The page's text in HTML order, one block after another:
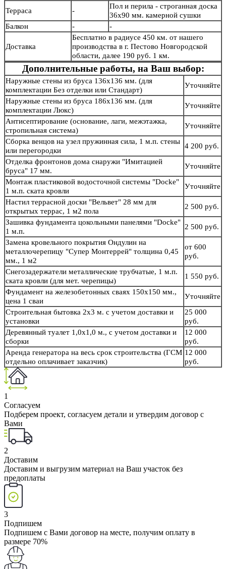
Терраса
-
Пол и перила - строганная доска
36х90 мм. камерной сушки
Балкон
- -
Доставка
Бесплатно в радиусе 450 км. от нашего
производства в г. Пестово Новгородской
области, далее 190 руб. 1 км.
Дополнительные работы, на Ваш выбор:
Наружные стены из бруса 136х136 мм. (для
комплектации Без отделки или Стандарт)
Уточняйте
Наружные стены из бруса 186х136 мм. (для
комплектации Люкс)
Уточняйте
Антисептирование (основание, лаги, межэтажка,
стропильная система)
Уточняйте
Сборка венцов на узел пружинная сила, 1 м.п. стены
или перегородки
4 200 руб.
Отделка фронтонов дома снаружи "Имитацией
бруса" 17 мм.
Уточняйте
Монтаж пластиковой водосточной системы "Docke"
1 м.п. ската кровли
Уточняйте
Настил террасной доски "Вельвет" 28 мм для
открытых террас, 1 м2 пола
2 500 руб.
Зашивка фундамента цокольными панелями "Docke"
1 м.п.
2 500 руб.
Замена кровельного покрытия Ондулин на
металлочерепицу "Супер Монтеррей" толщина 0,45
мм., 1 м2
от 600
руб.
Снегозадержатели металлические трубчатые, 1 м.п.
ската кровли (для мет. черепицы)
1 550 руб.
Фундамент на железобетонных сваях 150х150 мм.,
цена 1 сваи
Уточняйте
Строительная бытовка 2х3 м. с учетом доставки и
установки
25 000
руб.
Деревянный туалет 1,0х1,0 м., с учетом доставки и
сборки
12 000
руб.
Аренда генератора на весь срок строительства (ГСМ
отдельно оплачивает заказчик)
12 000
руб.
1
Согласуем
Подберем проект, согласуем детали и утвердим договор с
Вами
2
Доставим
Доставим и выгрузим материал на Ваш участок без
предоплаты
3
Подпишем
Подпишем с Вами договор на месте, получим оплату в
размере 70%